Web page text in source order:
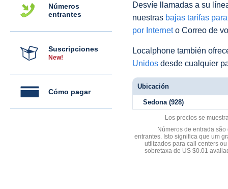
Números
entrantes
Suscripciones
New!
Cómo pagar
Desvíe llamadas a su
nuestras bajas tarifas
por Interneto Correo de
Localphone también
Unidos desde cualquier
Ubicación
Sedona (928)
Los precios se
Números de entrada
entrantes. Isto significa que um
utilizados para call centers
sobretaxa de US $0.01